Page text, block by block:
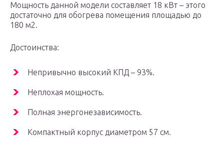
Мощность данной модели составляет 18 кВт – этого
достаточно для обогрева помещения площадью до
180 м2.
Достоинства:
Непривычно высокий КПД – 93%.
Неплохая мощность.
Полная энергонезависимость.
Компактный корпус диаметром 57 см.